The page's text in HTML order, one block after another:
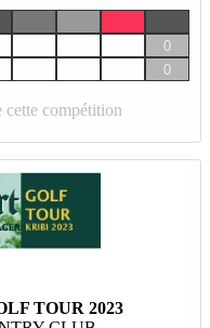
0
0
cette compétition
TOUR 2023